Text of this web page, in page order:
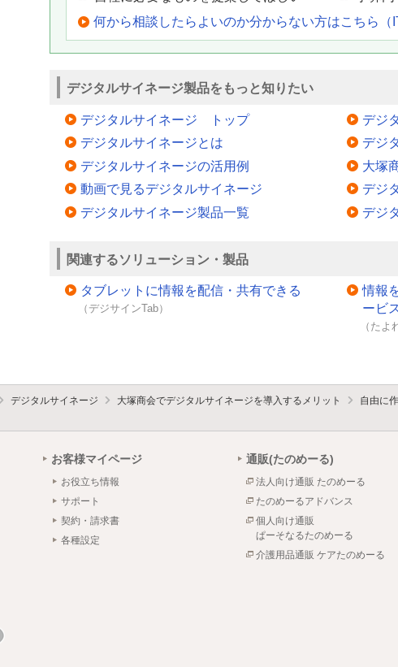
何から相談したらよいのか分からない方はこちら（
デジタルサイネージ製品をもっと知りたい
デジタルサイネージ トップ
デジタルサイネージとは
デジタルサイネージの活用例
動画で見るデジタルサイネージ
デジタルサイネージ製品一覧
デジ
デジ
大塚
デジ
デジ
関連するソリューション・製品
タブレットに情報を配信・共有できる
（デジサインTab）
情報
ービ
（た
デジタルサイネージ 大塚商会でデジタルサイネージを導入するメリット
自由に
お客様マイページ
お役立ち情報
サポート
契約・請求書
各種設定
通販(たのめーる)
法人向け通販 たのめーる
たのめーるアドバンス
個人向け通販
ぱーそなるたのめーる
介護用品通販 ケアたのめーる